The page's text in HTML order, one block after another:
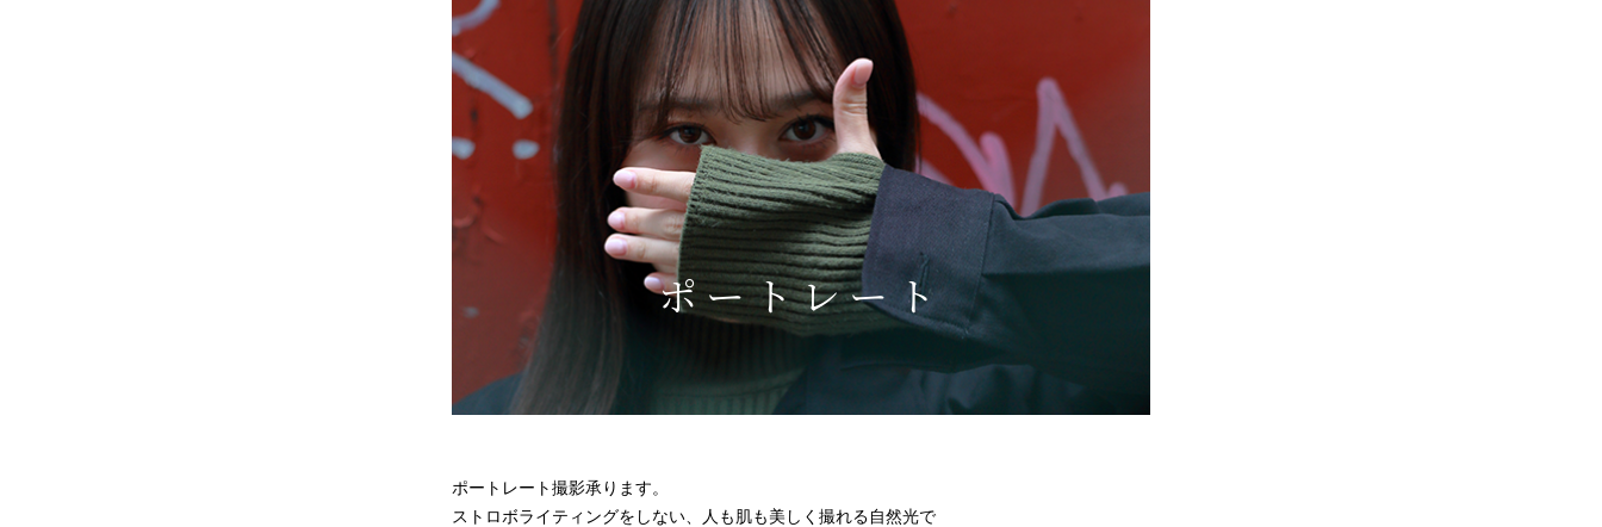
ポートレート
ポートレート撮影承ります。
ストロボライティングをしない、人も肌も美しく撮れる自然光で